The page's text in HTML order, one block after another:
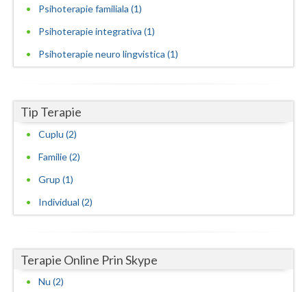
Tulcea
Valcea
Vrancea
Psihoterapie familiala (1)
Psihoterapie integrativa (1)
Psihoterapie neuro lingvistica (1)
Tip Terapie
Cuplu (2)
Familie (2)
Grup (1)
Individual (2)
Terapie Online Prin Skype
Nu (2)